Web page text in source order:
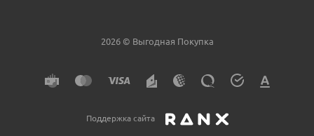
2026 © Выгодная Покупка
Поддержка сайта